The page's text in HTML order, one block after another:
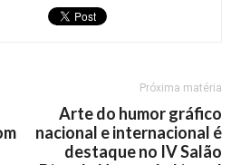
Próxima matéria
Arte do humor gráfico
nacional e internacional é
destaque no IV Salão